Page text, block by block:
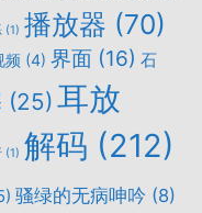
(1) 播放器 (70)
频 (4) 界面 (16) 石
(25) 耳放
(1) 解码 (212)
骚绿的无病呻吟 (8)